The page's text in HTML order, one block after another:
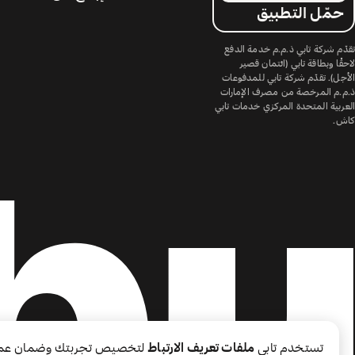
حمّل التطبيق
تقدّم شركة تابي ذ.م.م خدمة الدفع
لاحقًا وبطاقة تابي (ائتمان قصير
الأجل). تقدّم شركة تابي للمدفوعات
ذ.م.م المرخصة من مصرف الإمارات
العربية المتحدة المركزي خدمات تابي
كاش.
تستخدم تابي ملفات تعريف الارتباطلتخصيص تجربتك وضمان